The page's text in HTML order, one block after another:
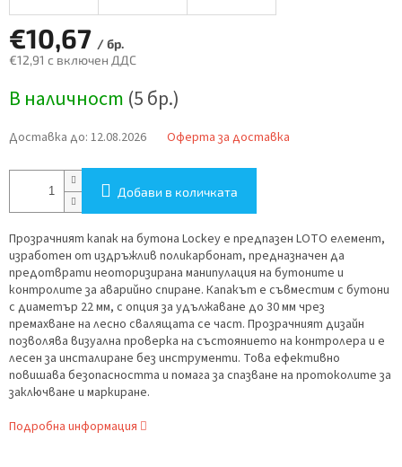
€10,67 / бр.
€12,91 с включен ДДС
на
В наличност (5 бр.)
Доставка до: 12.08.2026 Оферта за доставка
Добави в количката
Прозрачният капак на бутона Lockey е предпазен LOTO елемент,
изработен от издръжлив поликарбонат, предназначен да
предотврати неоторизирана манипулация на бутоните и
контролите за аварийно спиране. Капакът е съвместим с бутони
с диаметър 22 мм, с опция за удължаване до 30 мм чрез
премахване на лесно свалящата се част. Прозрачният дизайн
позволява визуална проверка на състоянието на контролера и е
лесен за инсталиране без инструменти. Това ефективно
повишава безопасността и помага за спазване на протоколите за
заключване и маркиране.
Подробна информация